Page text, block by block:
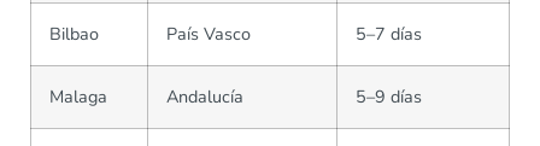
Bilbao País Vasco 5–7 días
Malaga Andalucía 5–9 días